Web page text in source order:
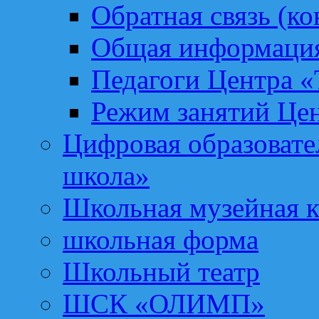
Обратная связь
Общая
Педагоги Центра
Режим занятий
Цифровая
школа»
Школьная музейная
школьная форма
Школьный театр
ШСК «ОЛИМП»